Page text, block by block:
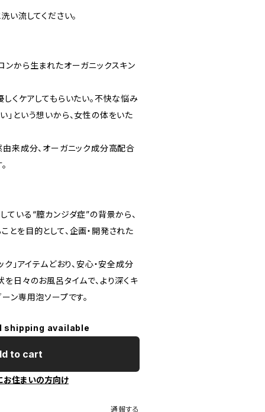
い流してください。
ンから生まれたオーガニックスキン
くケアしてもらいたい。不快な悩み
という想いから、女性の体をいた
由来成分、オーガニック成分高配合
いる“膣カンジダ症”の背景から、
を目的として、企画・開発された
」アイテムどおり、安心・安全成分
日々のお風呂タイムで、より深くキ
ン専用泡ソープです。
shipping available
to cart
お住まいの方向け
通報する